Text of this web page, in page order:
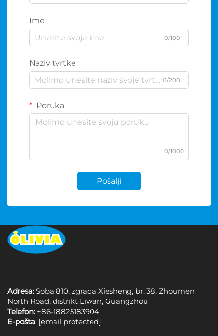
Ime
0/100
Naziv tvrtke
0/200
Poruka
0/1000
Pošalji
Adresa: Soba 810, zgrada Xiesheng, br. 38, Zhoumen
North Road, distrikt Liwan, Guangzhou
Telefon: +86-18825183904
E-pošta: [email protected]